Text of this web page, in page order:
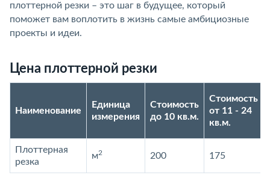
плоттерной резки – это шаг в будущее, который
поможет вам воплотить в жизнь самые амбициозные
проекты и идеи.
Цена плоттерной резки
Наименование
Единица
измерения
Стоимость
до 10 кв.м.
Стоимость
от 11 - 24
кв.м.
Плоттерная
резка
м2 200 175